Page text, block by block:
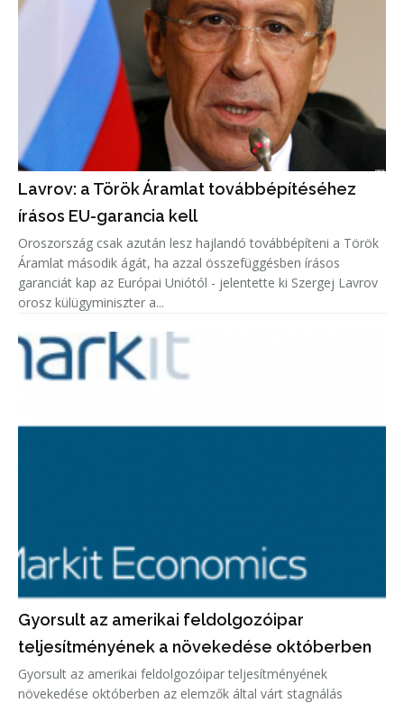
Lavrov: a Török Áramlat továbbépítéséhez
írásos EU-garancia kell
Oroszország csak azután lesz hajlandó továbbépíteni a Török
Áramlat második ágát, ha azzal összefüggésben írásos
garanciát kap az Európai Uniótól - jelentette ki Szergej Lavrov
orosz külügyminiszter a...
Gyorsult az amerikai feldolgozóipar
teljesítményének a növekedése októberben
Gyorsult az amerikai feldolgozóipar teljesítményének
növekedése októberben az elemzők által várt stagnálás